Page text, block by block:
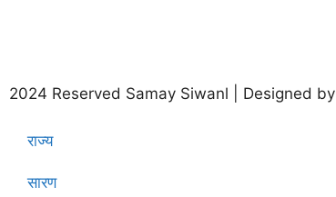
2024 Reserved Samay Siwanl | Designed by
राज्य
सारण